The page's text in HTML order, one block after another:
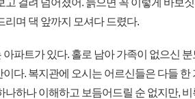
걸려 넘어졌어. 늙으면 꼭 이렇게 바보짓
리며 댁 앞까지 모셔다 드렸다.
파트가 있다. 홀로 남아 가족이 없으신
다. 복지관에 오시는 어르신들은 다들 한
하나 이해하고 보듬어드릴 순 없지만, 비